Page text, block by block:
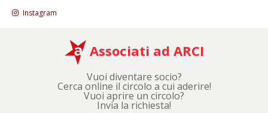
Instagram
Associati ad ARCI
Vuoi diventare socio?
Cerca online il circolo a cui aderire!
Vuoi aprire un circolo?
Invia la richiesta!